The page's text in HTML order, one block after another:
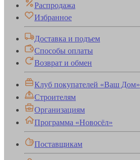
Распродажа
Избранное
Доставка и подъем
Способы оплаты
Возврат и обмен
Клуб покупателей «Ваш Дом»
Строителям
Организациям
Программа «Новосёл»
Поставщикам